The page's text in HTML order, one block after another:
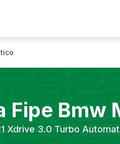
Fipe Bmw
Xdrive 3.0 Turbo